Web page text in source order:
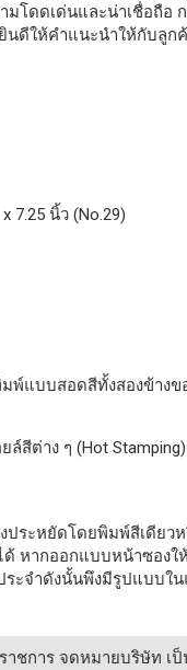
มโดดเด่นและน่าเชื่อถือ
นดีให้คำแนะนำให้กับลูก
7.25 นิ้ว (No.29)
พ์แบบสอดสีทั้งสองข้างข
สีต่าง ๆ (Hot
ระหยัดโดยพิมพ์สีเดียว
หากออกแบบหน้าซองใ
ะจำดังนั้นพึงมีรูปแบบใน
ชการ จดหมายบริษัท เ